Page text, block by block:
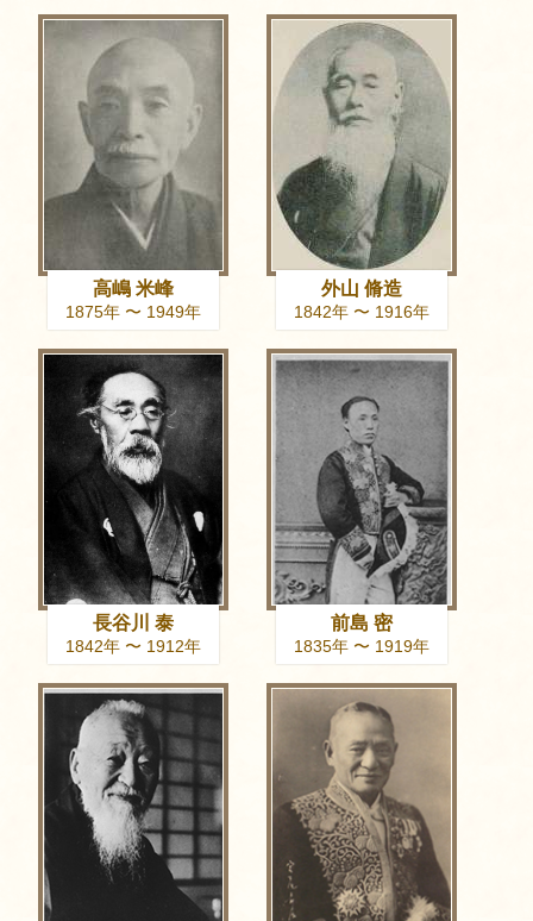
高嶋 米峰
1875年 〜 1949年
外山 脩造
1842年 〜 1916年
長谷川 泰
1842年 〜 1912年
前島 密
1835年 〜 1919年